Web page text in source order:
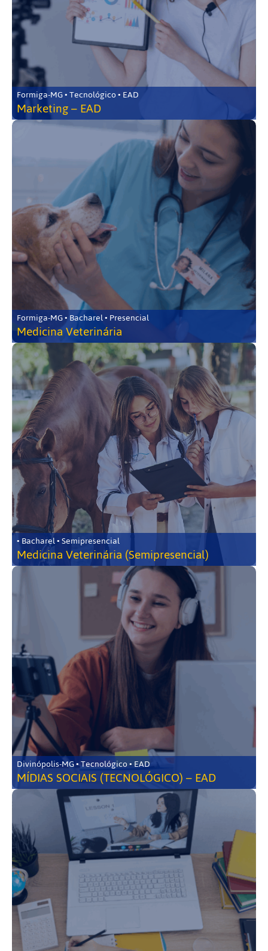
Formiga-MG • Tecnológico • EAD
Marketing – EAD
Formiga-MG • Bacharel • Presencial
Medicina Veterinária
• Bacharel • Semipresencial
Medicina Veterinária (Semipresencial)
Divinópolis-MG • Tecnológico • EAD
MÍDIAS SOCIAIS (TECNOLÓGICO) – EAD